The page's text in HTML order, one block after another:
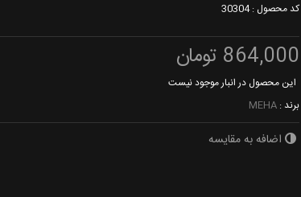
کد محصول :30304
864,000 تومان
این محصول در انبار موجود نیست
برند : MEHA
اضافه به مقایسه